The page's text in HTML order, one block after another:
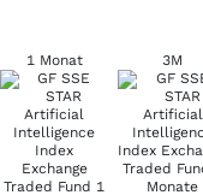
1 Monat 3M